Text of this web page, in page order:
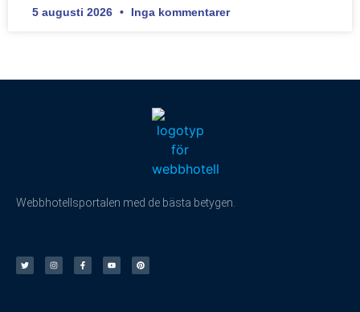
5 augusti 2026 Inga kommentarer
Webbhotellsportalen med de bästa betygen.